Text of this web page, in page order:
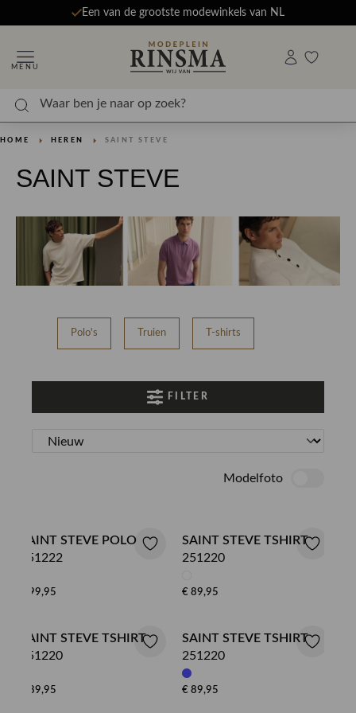
Een van de grootste modewinkels van NL
MENU
HOME HEREN SAINT STEVE
SAINT STEVE
Polo's Truien T-shirts
FILTER
Modelfoto
SAINT STEVE POLO
251222
€ 99,95
SAINT STEVE TSHIRT
251220
€ 89,95
SAINT STEVE TSHIRT
251220
€ 89,95
SAINT STEVE TSHIRT
251220
€ 89,95